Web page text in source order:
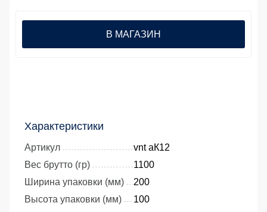
Характеристики
Артикул
vnt аК12
Вес брутто (гр)
1100
Ширина упаковки (мм)
200
Высота упаковки (мм)
100
В МАГАЗИН